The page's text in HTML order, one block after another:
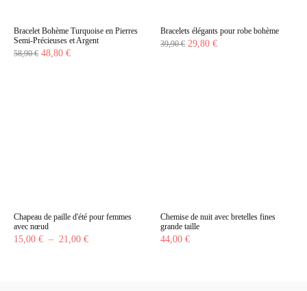
Bracelet Bohème Turquoise en Pierres
Semi-Précieuses et Argent
58,90€ Le
48,80 €Le
Bracelets élégants pour robe bohème
39,90€ Le
29,80 €Le
Chapeau de paille d'été pour femmes
avec nœud
15,00 € – 21,00 €Plage
Chemise de nuit avec bretelles fines
grande taille
44,00 €